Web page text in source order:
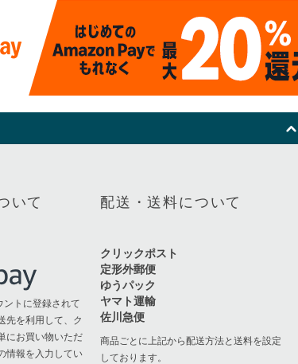
いて
ントに登録されて
先を利用して、ク
にお買い物いただ
情報を入力してい
配送・送料について
クリックポスト
定形外郵便
ゆうパック
ヤマト運輸
佐川急便
商品ごとに上記から配送方法と送料を設定
しております。